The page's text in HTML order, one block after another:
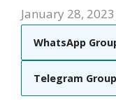
January 28, 2023
WhatsApp
Telegram